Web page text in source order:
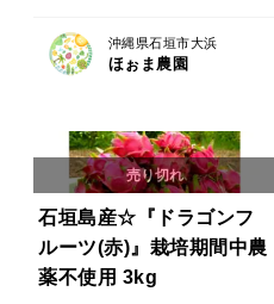
沖縄県石垣市大浜
ほぉま農園
石垣島産☆『ドラゴンフ
ルーツ(赤)』栽培期間中農
薬不使用 3kg